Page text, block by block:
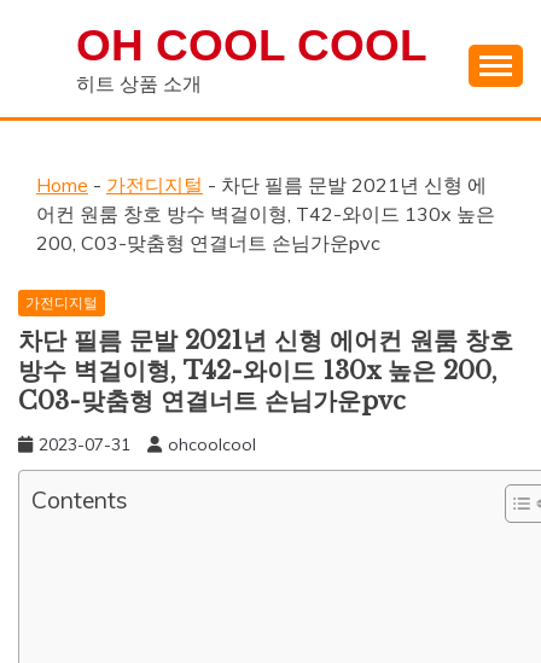
OH COOL COOL
히트 상품 소개
Home - 가전디지털 - 차단 필름 문발 2021년 신형 에
어컨 원룸 창호 방수 벽걸이형, T42-와이드 130x 높은
200, C03-맞춤형 연결너트 손님가운pvc
가전디지털
차단 필름 문발 2021년 신형 에어컨 원룸 창호
방수 벽걸이형, T42-와이드 130x 높은 200,
C03-맞춤형 연결너트 손님가운pvc
2023-07-31 ohcoolcool
Contents